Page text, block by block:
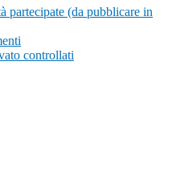
partecipate (da pubblicare in
controllati